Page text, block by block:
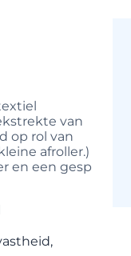
van
op rol van
afroller.)
en een gesp